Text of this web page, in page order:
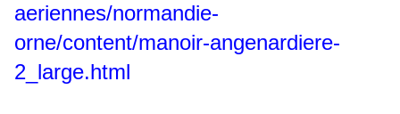
aeriennes/normandie-
orne/content/manoir-angenardiere-
2_large.html